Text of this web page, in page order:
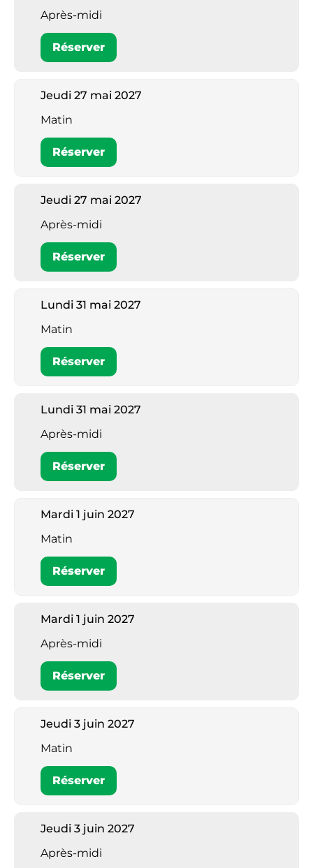
Après-midi
Réserver
Jeudi 27 mai 2027
Matin
Réserver
Jeudi 27 mai 2027
Après-midi
Réserver
Lundi 31 mai 2027
Matin
Réserver
Lundi 31 mai 2027
Après-midi
Réserver
Mardi 1 juin 2027
Matin
Réserver
Mardi 1 juin 2027
Après-midi
Réserver
Jeudi 3 juin 2027
Matin
Réserver
Jeudi 3 juin 2027
Après-midi